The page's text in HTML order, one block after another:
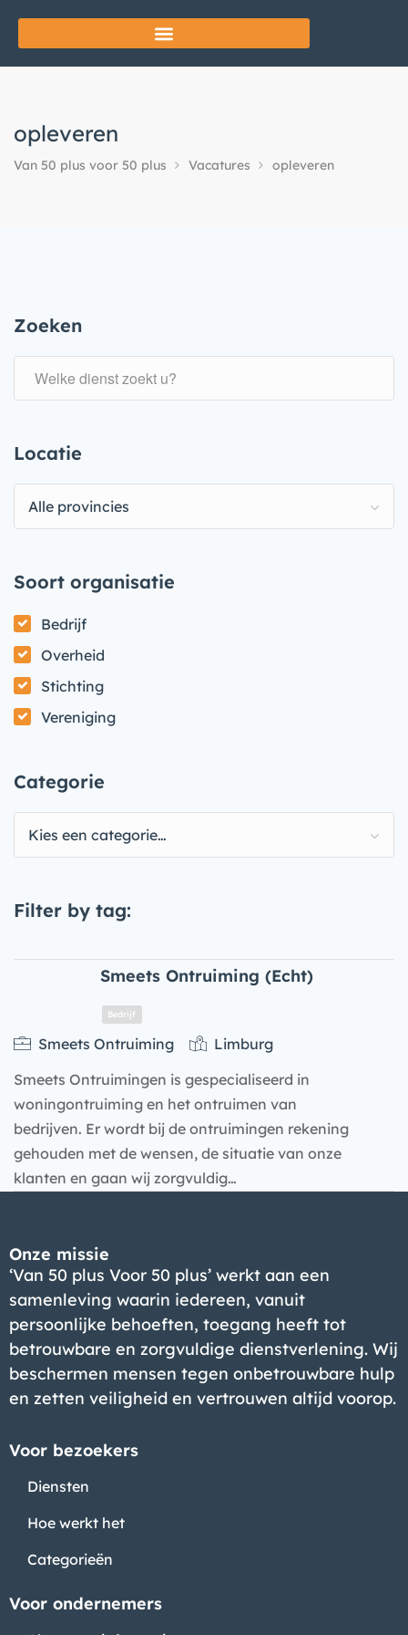
opleveren
Van 50 plus voor 50 plus Vacatures opleveren
Zoeken
Locatie
Alle provincies
Soort organisatie
Bedrijf
Overheid
Stichting
Vereniging
Categorie
Kies een categorie…
Filter by tag:
Smeets Ontruiming (Echt)
Bedrijf
Smeets Ontruiming
Limburg
Smeets Ontruimingen is gespecialiseerd in
woningontruiming en het ontruimen van
bedrijven. Er wordt bij de ontruimingen rekening
gehouden met de wensen, de situatie van onze
klanten en gaan wij zorgvuldig…
Onze missie
‘Van 50 plus Voor 50 plus’ werkt aan een
samenleving waarin iedereen, vanuit
persoonlijke behoeften, toegang heeft tot
betrouwbare en zorgvuldige dienstverlening. Wij
beschermen mensen tegen onbetrouwbare hulp
en zetten veiligheid en vertrouwen altijd voorop.
Voor bezoekers
Diensten
Hoe werkt het
Categorieën
Voor ondernemers